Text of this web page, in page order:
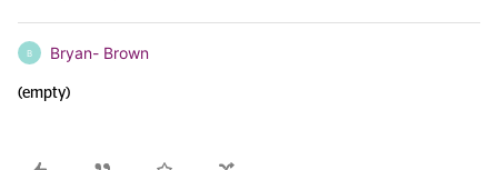
B Bryan- Brown
(empty)